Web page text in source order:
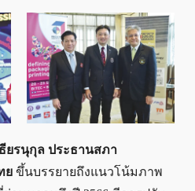
ยรนุกุล ประธานสภา
ย ขึ้นบรรยายถึงแนวโน้มภาพ